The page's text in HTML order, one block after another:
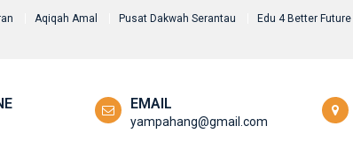
Aqiqah Amal Pusat Dakwah Serantau Edu 4 Better Future
EMAIL
yampahang@gmail.com